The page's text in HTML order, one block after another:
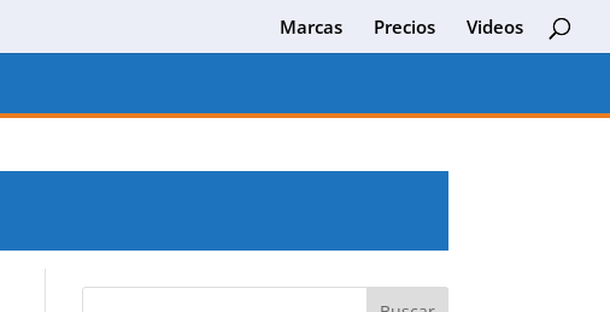
Marcas Precios Videos